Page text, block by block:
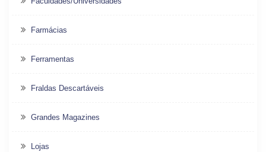
Farmácias
Ferramentas
Fraldas Descartáveis
Grandes Magazines
Lojas